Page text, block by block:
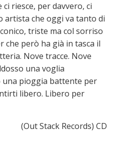
riesce, per davvero, ci
artista che oggi va tanto di
triste ma col sorriso
che però ha già in tasca il
Nove tracce. Nove
una voglia
pioggia battente per
libero. Libero per
(Out Stack Records) CD